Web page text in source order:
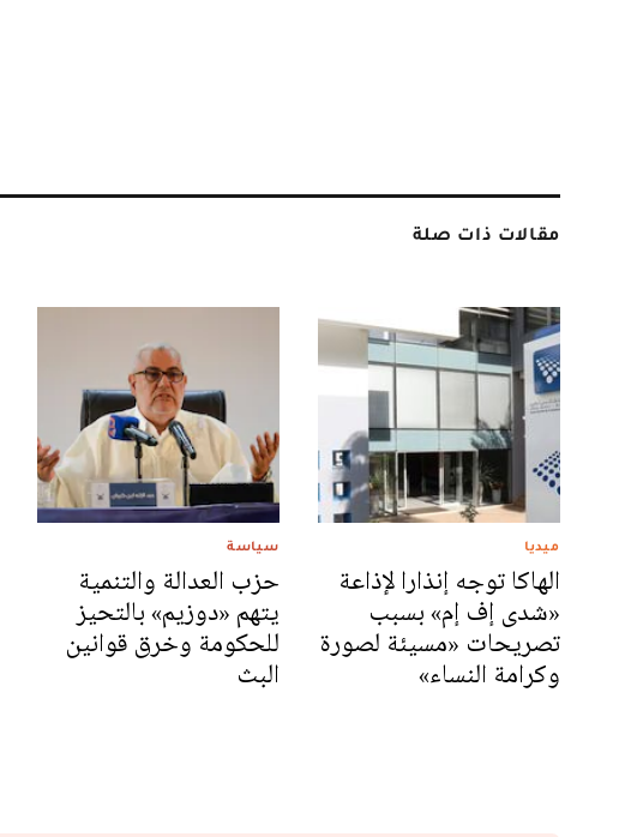
مقالات ذات صلة
ميديا
الهاكا توجه إنذارا لإذاعة
«شدى إف إم» بسبب
تصريحات «مسيئة لصورة
وكرامة النساء»
سياسة
حزب العدالة والتنمية
يتهم «دوزيم» بالتحيز
للحكومة وخرق قوانين
البث